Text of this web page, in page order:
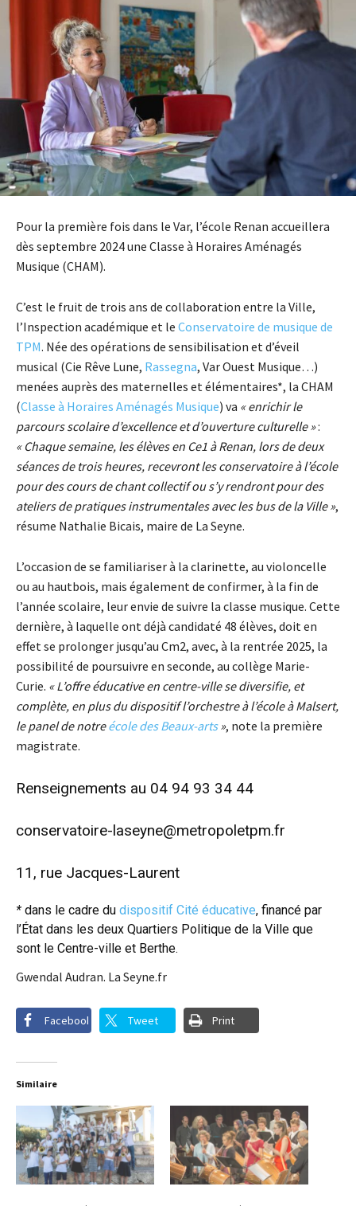
Pour la première fois dans le Var, l’école Renan accueillera
dès septembre 2024 une Classe à Horaires Aménagés
Musique (CHAM).
C’est le fruit de trois ans de collaboration entre la Ville,
l’Inspection académique et le Conservatoire de musique de
TPM. Née des opérations de sensibilisation et d’éveil
musical (Cie Rêve Lune, Rassegna, Var Ouest Musique…)
menées auprès des maternelles et élémentaires*, la CHAM
(Classe à Horaires Aménagés Musique) va « enrichir le
parcours scolaire d’excellence et d’ouverture culturelle »:
« Chaque semaine, les élèvesen Ce1 à Renan, lors de deux
séances de trois heures, recevront les conservatoire à l’école
pourdescours de chant collectif ou s’y rendront pour des
ateliers de pratiquesinstrumentalesavec les bus de la Ville»,
résume Nathalie Bicais, maire de La Seyne.
L’occasion de se familiariser à la clarinette, au violoncelle
ou au hautbois, mais également de confirmer, à la fin de
l’année scolaire, leur envie de suivre la classe musique. Cette
dernière, à laquelle ont déjà candidaté 48 élèves, doit en
effet se prolonger jusqu’au Cm2, avec, à la rentrée 2025, la
possibilité de poursuivre en seconde, au collège Marie-
Curie. « L’offre éducative en centre-ville se diversifie, et
complète, en plus du dispositif l’orchestre à l’école à Malsert,
le panel de notreécole des Beaux-arts», note la première
magistrate.
Renseignements au 04 94 93 34 44
conservatoire-laseyne@metropoletpm.fr
11, rue Jacques-Laurent
* dans le cadre du dispositif Cité éducative, financé par
l’État dans les deux Quartiers Politique de la Ville que
sont le Centre-ville et Berthe.
Gwendal Audran. La Seyne.fr
Facebook Tweet Print
Similaire